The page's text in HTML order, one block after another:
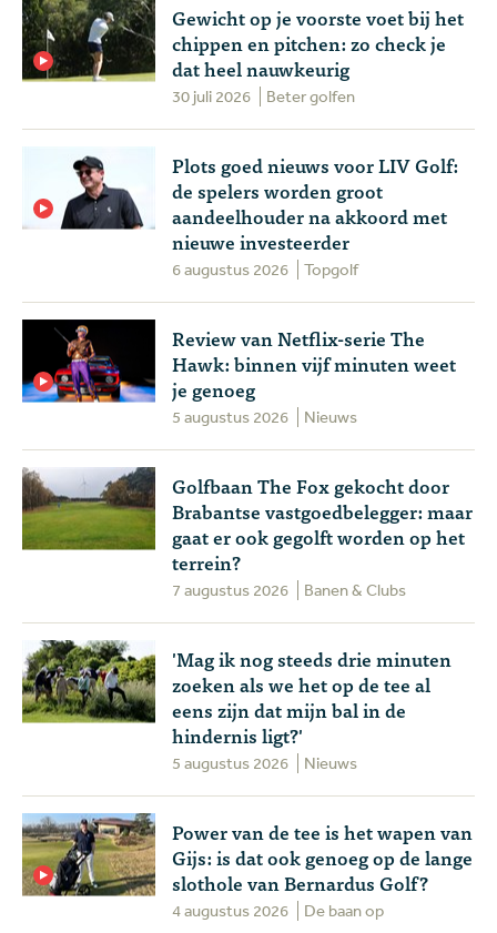
Gewicht op je voorste voet bij het
chippen en pitchen: zo check je
dat heel nauwkeurig
30 juli 2026 Beter golfen
Plots goed nieuws voor LIV Golf:
de spelers worden groot
aandeelhouder na akkoord met
nieuwe investeerder
6 augustus 2026 Topgolf
Review van Netflix-serie The
Hawk: binnen vijf minuten weet
je genoeg
5 augustus 2026 Nieuws
Golfbaan The Fox gekocht door
Brabantse vastgoedbelegger: maar
gaat er ook gegolft worden op het
terrein?
7 augustus 2026 Banen & Clubs
'Mag ik nog steeds drie minuten
zoeken als we het op de tee al
eens zijn dat mijn bal in de
hindernis ligt?'
5 augustus 2026 Nieuws
Power van de tee is het wapen van
Gijs: is dat ook genoeg op de lange
slothole van Bernardus Golf?
4 augustus 2026 De baan op